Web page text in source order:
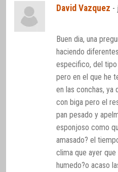
David Vazquez -
Buen dia, una
haciendo
especifico, del
pero en el que he
en las conchas, ya
con biga pero el
pan pesado y
esponjoso como
amasado? el
clima que ayer
humedo?o acaso